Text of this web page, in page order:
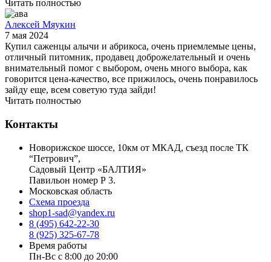
Читать полностью
Алексей Мяукин
7 мая 2024
Купил саженцы алычи и абрикоса, очень приемлемые цены,
отличный питомник, продавец доброжелательный и очень
внимательный помог с выбором, очень много выбора, как
говорится цена-качество, все прижилось, очень понравилось
зайду еще, всем советую туда зайди!
Читать полностью
Контакты
Новорижское шоссе, 10км от МКАД, съезд после ТК
“Петрович”,
Садовый Центр «БАЛТИЯ»
Павильон номер Р 3.
Московская область
Схема проезда
shop1-sad@yandex.ru
8 (495) 642-22-30
8 (925) 325-67-78
Время работы
Пн-Вс с 8:00 до 20:00